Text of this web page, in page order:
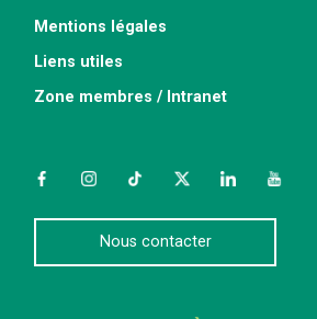
Mentions légales
Liens utiles
Zone membres / Intranet
FacebookInstagramTikTokTwitterLinkedIn
Nous contacter